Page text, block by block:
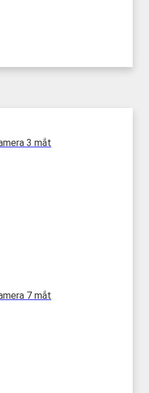
3 mắt
7 mắt